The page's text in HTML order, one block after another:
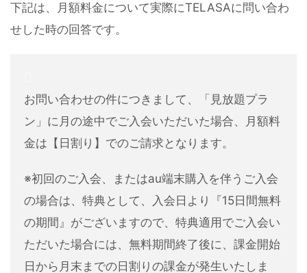
下記は、月額料金について実際にTELASAに問い合わ
せした時の回答です。
お問い合わせの件につきまして、「見放題プラ
ン」に月の途中でご入会いただいた場合、月額料
金は【日割り】でのご請求となります。
※初回のご入会、またはau端末購入を伴うご入会
の場合は、特典として、入会日より『15日間無料
の期間』がございますので、特典適用でご入会い
ただいた場合には、無料期間終了後に、課金開始
日から月末までの日割りの課金が発生いたしま